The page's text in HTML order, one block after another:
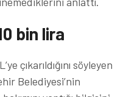
bin lira
çıkarıldığını söyleyen
Belediyesi’nin